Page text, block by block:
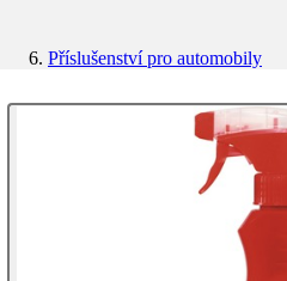
Příslušenství pro automobily